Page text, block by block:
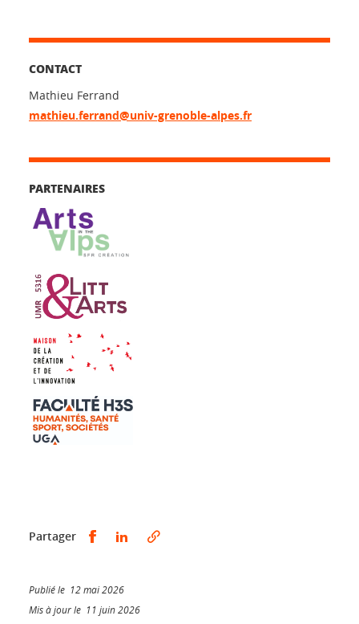
CONTACT
Mathieu Ferrand
mathieu.ferrand@univ-grenoble-alpes.fr
PARTENAIRES
Partager Partager sur Facebook
Partager sur LinkedIn
Publié le 12 mai 2026
Mis à jour le 11 juin 2026